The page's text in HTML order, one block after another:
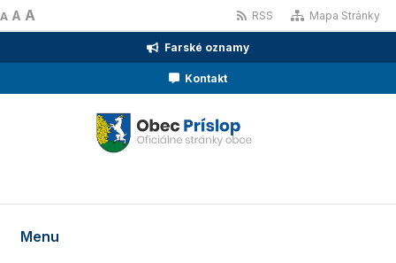
A A A RSS Mapa Stránky
Farské oznamy
Kontakt
Menu